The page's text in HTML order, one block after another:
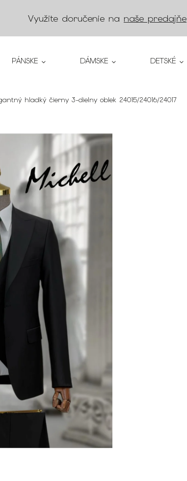
Využite doručenie na naše predajňe
PÁNSKE DÁMSKE DETSKÉ
hladký čierny 3-dielny oblek 24015/24016/24017